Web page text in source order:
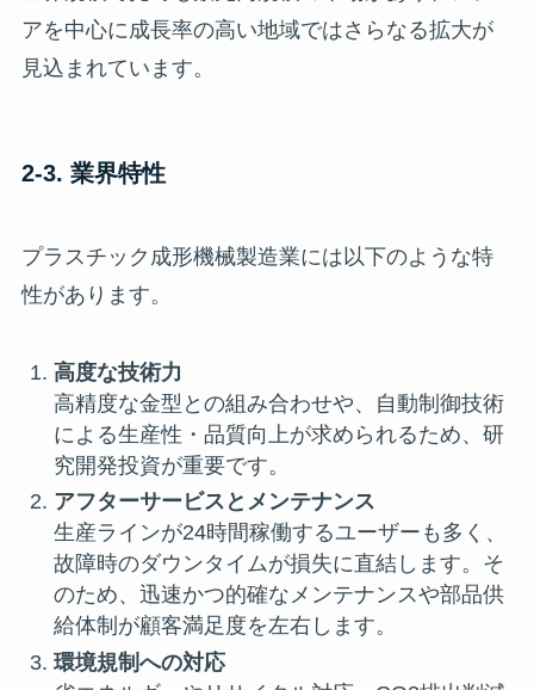
アを中心に成長率の高い地域ではさらなる拡大が
見込まれています。
2-3. 業界特性
プラスチック成形機械製造業には以下のような特
性があります。
高度な技術力
高精度な金型との組み合わせや、自動制御技術
による生産性・品質向上が求められるため、研
究開発投資が重要です。
アフターサービスとメンテナンス
生産ラインが24時間稼働するユーザーも多く、
故障時のダウンタイムが損失に直結します。そ
のため、迅速かつ的確なメンテナンスや部品供
給体制が顧客満足度を左右します。
環境規制への対応